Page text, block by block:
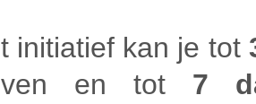
initiatief kan je tot
en tot 7